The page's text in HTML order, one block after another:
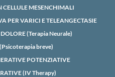
MESENCHIMALI
PER VARICI E TELEANGECTASIE
(Terapia Neurale)
breve)
POTENZIATIVE
(IV Therapy)